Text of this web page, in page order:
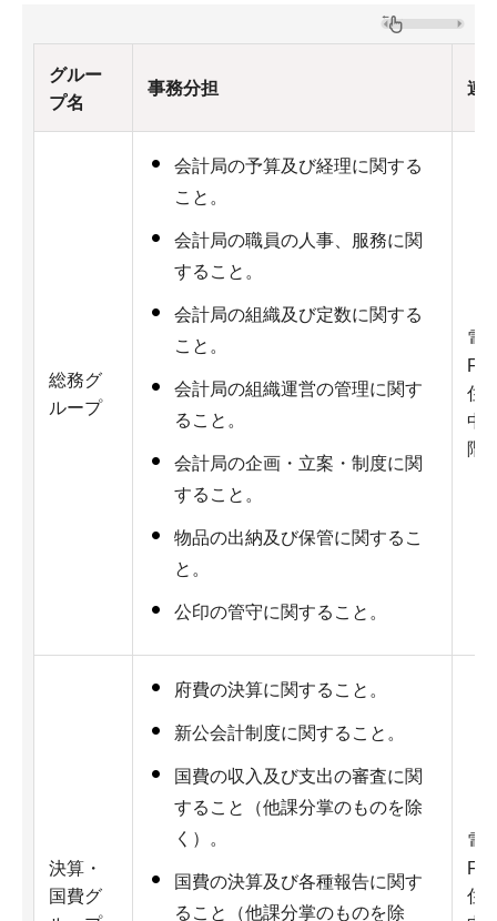
グルー
プ名
事務分担 連
総務グ
ループ
会計局の予算及び経理に関する
こと。
会計局の職員の人事、服務に関
すること。
会計局の組織及び定数に関する
こと。
会計局の組織運営の管理に関す
ること。
会計局の企画・立案・制度に関
すること。
物品の出納及び保管に関するこ
と。
公印の管守に関すること。
電
住
中
階
決算・
国費グ
府費の決算に関すること。
新公会計制度に関すること。
国費の収入及び支出の審査に関
すること（他課分掌のものを除
く）。
国費の決算及び各種報告に関す
ること（他課分掌のものを除
電
住